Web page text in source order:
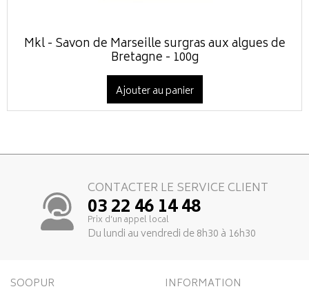
Mkl - Savon de Marseille surgras aux algues de
Bretagne - 100g
Ajouter au panier
CONTACTER LE SERVICE CLIENT
03 22 46 14 48
Prix d’un appel local
Du lundi au vendredi de 8h30 à 16h30
SOOPUR INFORMATION